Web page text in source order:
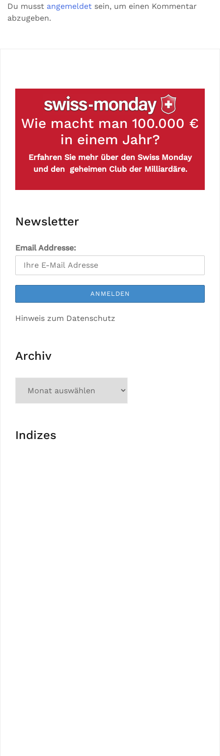
Du musst angemeldet sein, um einen Kommentar
abzugeben.
Wie macht man 100.000 €
in einem Jahr?
Erfahren Sie mehr über den Swiss Monday
und den geheimen Club der Milliardäre.
Newsletter
Email Addresse:
Hinweis zum Datenschutz
Archiv
Indizes